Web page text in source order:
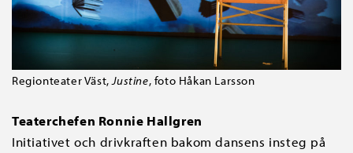
Regionteater Väst,Justine, foto Håkan Larsson
Teaterchefen Ronnie Hallgren
Initiativet och drivkraften bakom dansens insteg på